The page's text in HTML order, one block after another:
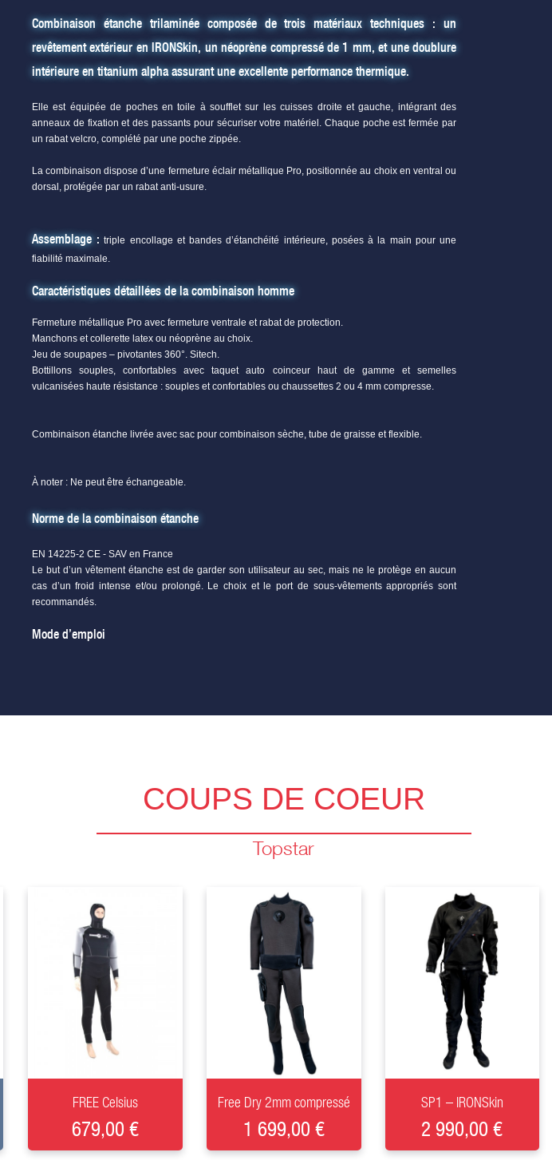
Combinaison étanche trilaminée composée de trois matériaux techniques : un
revêtement extérieur en IRONSkin, un néoprène compressé de 1 mm, et une doublure
intérieure en titanium alpha assurant une excellente performance thermique.
Elle est équipée de poches en toile à soufflet sur les cuisses droite et gauche, intégrant des
anneaux de fixation et des passants pour sécuriser votre matériel. Chaque poche est fermée par
un rabat velcro, complété par une poche zippée.
La combinaison dispose d’une fermeture éclair métallique Pro, positionnée au choix en ventral ou
dorsal, protégée par un rabat anti-usure.
Assemblage : triple encollage et bandes d’étanchéité intérieure, posées à la main pour une
fiabilité maximale.
Caractéristiques détaillées de la combinaison homme
Fermeture métallique Pro avec fermeture ventrale et rabat de protection.
Manchons et collerette latex ou néoprène au choix.
Jeu de soupapes – pivotantes 360°. Sitech.
Bottillons souples, confortables avec taquet auto coinceur haut de gamme et semelles
vulcanisées haute résistance : souples et confortables ou chaussettes 2 ou 4 mm compresse.
Combinaison étanche livrée avec sac pour combinaison sèche, tube de graisse et flexible.
À noter : Ne peut être échangeable.
Norme de la combinaison étanche
EN 14225-2 CE - SAV en France
Le but d’un vêtement étanche est de garder son utilisateur au sec, mais ne le protège en aucun
cas d’un froid intense et/ou prolongé. Le choix et le port de sous-vêtements appropriés sont
recommandés.
Mode d’emploi
COUPS DE COEUR
Topstar
+
FREE Celsius
679,00 €
+
Free Dry 2mm compressé
1 699,00 €
+
SP1 – IRONSkin
2 990,00 €